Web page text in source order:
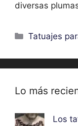
diversas
Categorías
Tatuajes
Lo más
Los